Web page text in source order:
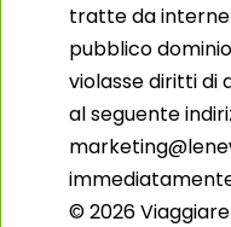
tratte da
pubblico
violasse diritti di
al seguente
© 2026